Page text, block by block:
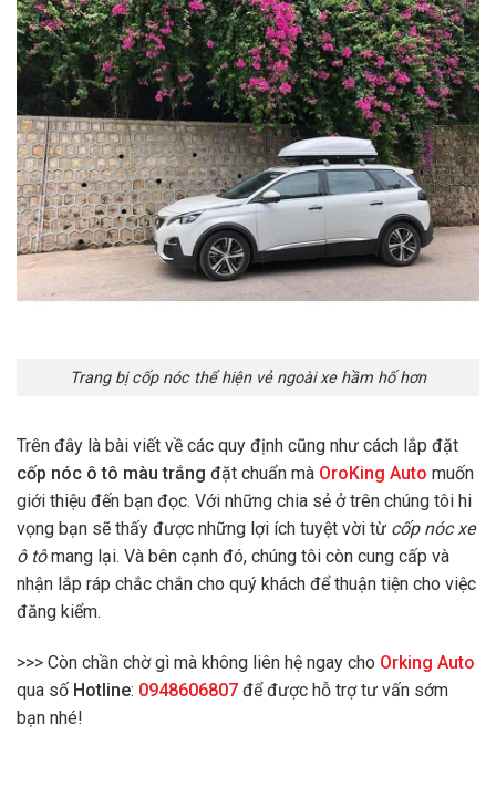
Trang bị cốp nóc thể hiện vẻ ngoài xe hầm hố hơn
Trên đây là bài viết về các quy định cũng như cách lắp đặt
cốp nóc ô tô màu trắng đặt chuẩn mà OroKing Auto muốn
giới thiệu đến bạn đọc. Với những chia sẻ ở trên chúng tôi hi
vọng bạn sẽ thấy được những lợi ích tuyệt vời từ cốp nóc xe
ô tômang lại. Và bên cạnh đó, chúng tôi còn cung cấp và
nhận lắp ráp chắc chắn cho quý khách để thuận tiện cho việc
đăng kiểm.
>>> Còn chần chờ gì mà không liên hệ ngay cho Orking Auto
qua số Hotline: 0948606807 để được hỗ trợ tư vấn sớm
bạn nhé!